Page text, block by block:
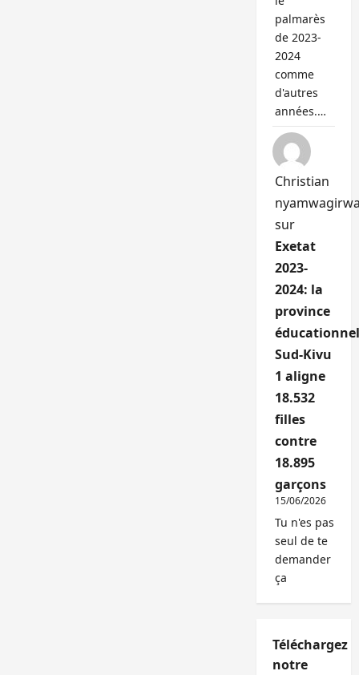
palmarès
de 2023-
2024
comme
d'autres
années.…
Christian
sur
Exetat
2023-
2024: la
province
Sud-Kivu
1 aligne
18.532
filles
contre
18.895
garçons
15/06/2026
Tu n'es pas
seul de te
demander
ça
Téléchargez
notre